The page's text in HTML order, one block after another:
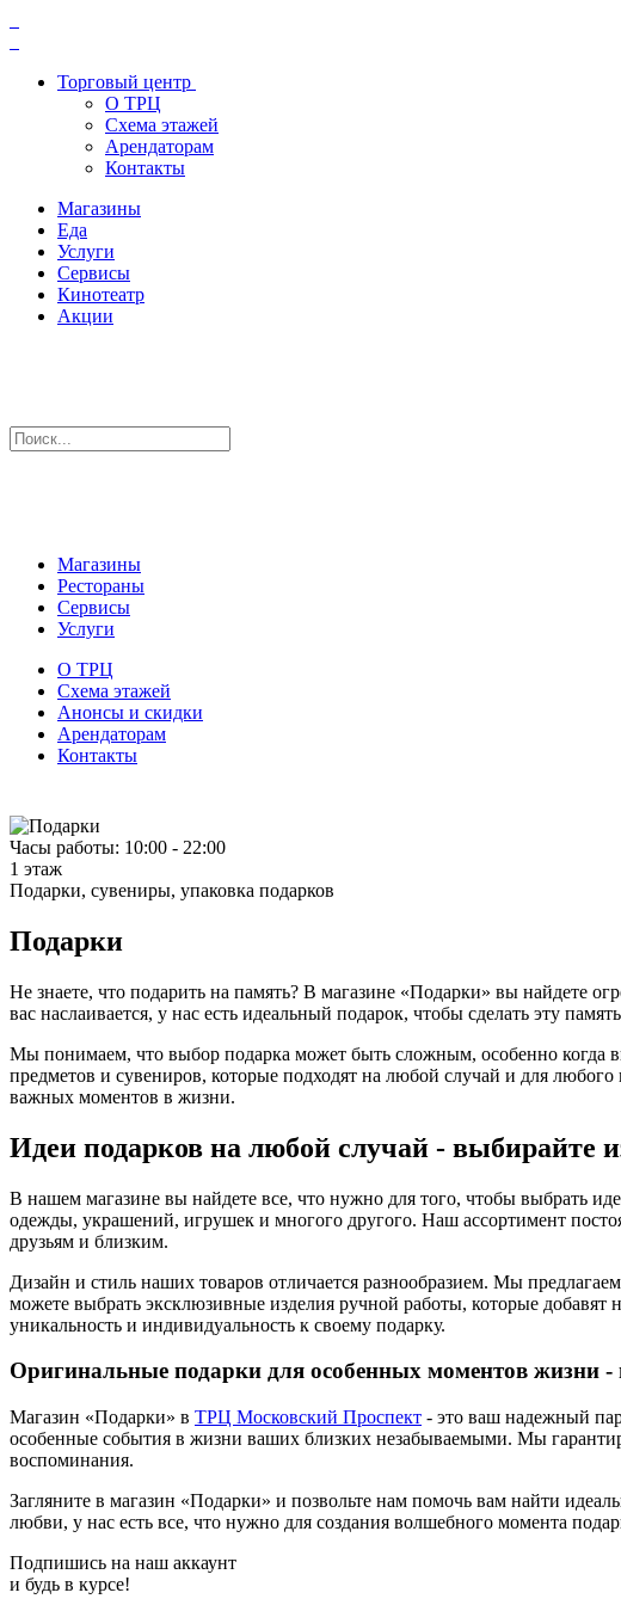
Торговый центр
О ТРЦ
Схема этажей
Арендаторам
Контакты
Магазины
Еда
Услуги
Сервисы
Кинотеатр
Акции
Магазины
Рестораны
Сервисы
Услуги
О ТРЦ
Схема этажей
Анонсы и скидки
Арендаторам
Контакты
Часы работы: 10:00 - 22:00
1 этаж
Подарки, сувениры, упаковка подарков
Подарки
Не знаете, что подарить на память? В магазине «Подарки» вы найдете
вас наслаивается, у нас есть идеальный подарок, чтобы сделать эту
Мы понимаем, что выбор подарка может быть сложным, особенно когда
предметов и сувениров, которые подходят на любой случай и для
важных моментов в жизни.
Идеи подарков на любой случай - выбирайте
В нашем магазине вы найдете все, что нужно для того, чтобы выбрать
одежды, украшений, игрушек и многого другого. Наш ассортимент
друзьям и близким.
Дизайн и стиль наших товаров отличается разнообразием. Мы
можете выбрать эксклюзивные изделия ручной работы, которые
уникальность и индивидуальность к своему подарку.
Оригинальные подарки для особенных моментов жизни -
Магазин «Подарки» в ТРЦ Московский Проспект - это ваш надежный
особенные события в жизни ваших близких незабываемыми. Мы
воспоминания.
Загляните в магазин «Подарки» и позвольте нам помочь вам найти
любви, у нас есть все, что нужно для создания волшебного момента
Подпишись на наш аккаунт
и будь в курсе!